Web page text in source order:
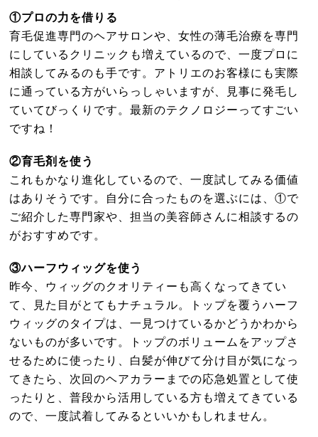
①プロの力を借りる
育毛促進専門のヘアサロンや、女性の薄毛治療を専門
にしているクリニックも増えているので、一度プロに
相談してみるのも手です。アトリエのお客様にも実際
に通っている方がいらっしゃいますが、見事に発毛し
ていてびっくりです。最新のテクノロジーってすごい
ですね！
②育毛剤を使う
これもかなり進化しているので、一度試してみる価値
はありそうです。自分に合ったものを選ぶには、①で
ご紹介した専門家や、担当の美容師さんに相談するの
がおすすめです。
③ハーフウィッグを使う
昨今、ウィッグのクオリティーも高くなってきてい
て、見た目がとてもナチュラル。トップを覆うハーフ
ウィッグのタイプは、一見つけているかどうかわから
ないものが多いです。トップのボリュームをアップさ
せるために使ったり、白髪が伸びて分け目が気になっ
てきたら、次回のヘアカラーまでの応急処置として使
ったりと、普段から活用している方も増えてきている
ので、一度試着してみるといいかもしれません。